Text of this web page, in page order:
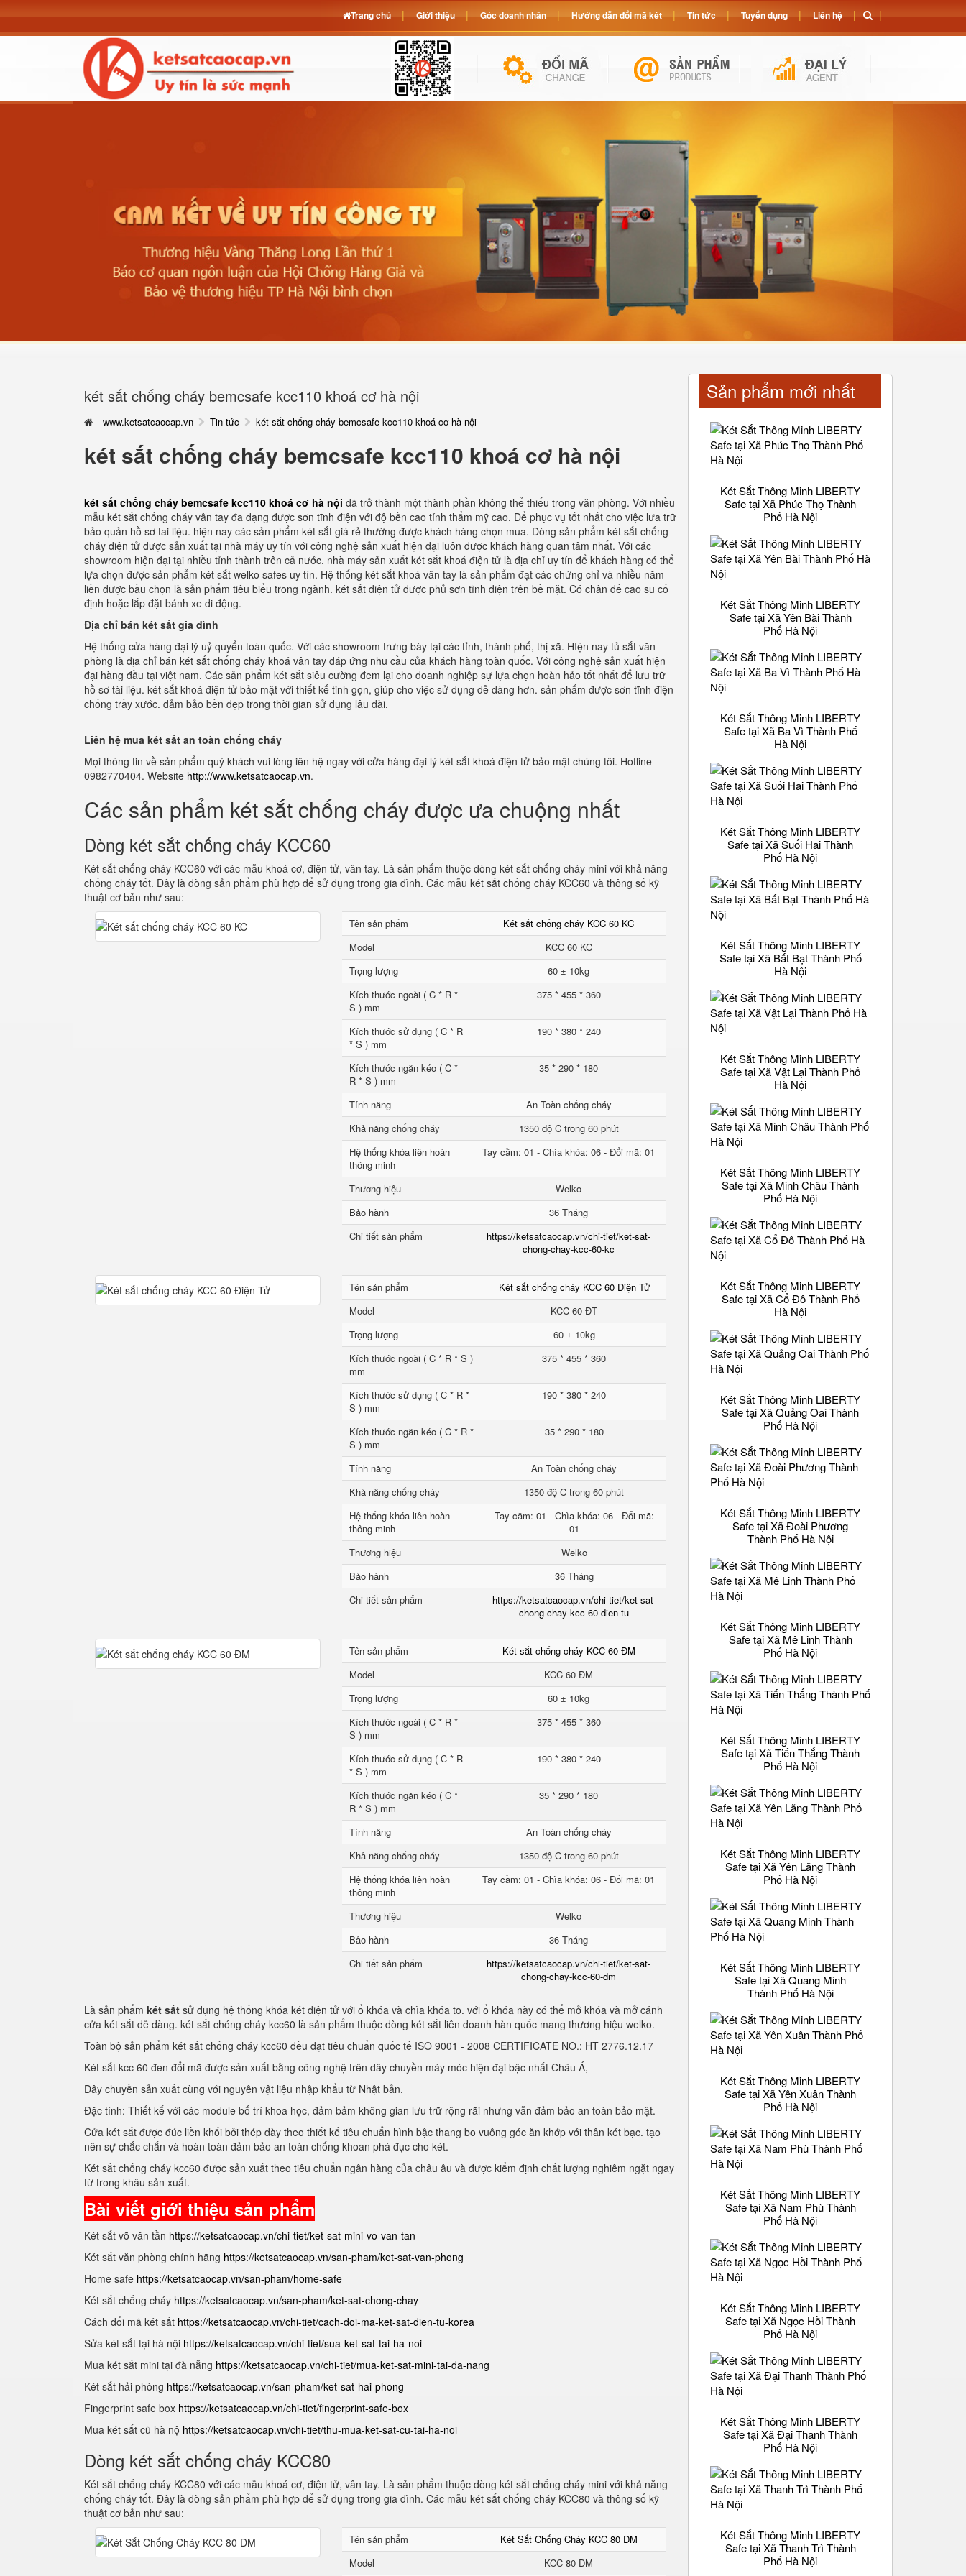
két sắt chống cháy bemcsafe kcc110 khoá cơ hà nội
www.ketsatcaocap.vn Tin tức két sắt chống cháy bemcsafe kcc110 khoá cơ hà nội
két sắt chống cháy bemcsafe kcc110 khoá cơ hà nội
két sắt chống cháy bemcsafe kcc110 khoá cơ hà nội đã trở thành một thành phần không thể thiếu trong văn phòng. Với nhiều
mẫu két sắt chống cháy vân tay đa dạng được sơn tĩnh điện với độ bền cao tính thẩm mỹ cao. Để phục vụ tốt nhất cho việc lưa trữ
bảo quản hồ sơ tai liệu. hiện nay các sản phẩm két sắt giá rẻ thường được khách hàng chọn mua. Dòng sản phẩm két sắt chống
cháy điện tử được sản xuất tại nhà máy uy tín với công nghệ sản xuất hiện đại luôn được khách hàng quan tâm nhất. Với các
showroom hiện đại tại nhiều tỉnh thành trên cả nước. nhà máy sản xuất két sắt khoá điện tử là địa chỉ uy tín để khách hàng có thể
lựa chọn được sản phẩm két sắt welko safes uy tín. Hệ thống két sắt khoá vân tay là sản phẩm đạt các chứng chỉ và nhiều năm
liền được bầu chọn là sản phẩm tiêu biểu trong ngành. két sắt điện tử được phủ sơn tĩnh điện trên bề mặt. Có chân đế cao su cố
định hoặc lắp đặt bánh xe di động.
Địa chỉ bán két sắt gia đình
Hệ thống cửa hàng đại lý uỷ quyển toàn quốc. Với các showroom trưng bày tại các tỉnh, thành phố, thị xã. HIện nay tủ sắt văn
phòng là địa chỉ bán két sắt chống cháy khoá vân tay đáp ứng nhu cầu của khách hàng toàn quốc. Với công nghệ sản xuất hiện
đại hàng đầu tại việt nam. Các sản phẩm két sắt siêu cường đem lại cho doanh nghiệp sự lựa chọn hoàn hảo tốt nhất để lưu trữ
hồ sơ tài liệu. két sắt khoá điện tử bảo mật với thiết kế tinh gọn, giúp cho việc sử dụng dễ dàng hơn. sản phẩm được sơn tĩnh điện
chống trầy xước. đảm bảo bền đẹp trong thời gian sử dụng lâu dài.
Liên hệ mua két sắt an toàn chống cháy
Mọi thông tin về sản phẩm quý khách vui lòng iên hệ ngay với cửa hàng đại lý két sắt khoá điện tử bảo mật chúng tôi. Hotline
0982770404. Website http://www.ketsatcaocap.vn.
Các sản phẩm két sắt chống cháy được ưa chuộng nhất
Dòng két sắt chống cháy KCC60
Két sắt chống cháy KCC60 với các mẫu khoá cơ, điện tử, vân tay. Là sản phẩm thuộc dòng két sắt chống cháy mini với khả năng
chống cháy tốt. Đây là dòng sản phẩm phù hợp để sử dụng trong gia đình. Các mẫu két sắt chống cháy KCC60 và thông số kỹ
thuật cơ bản như sau:
Tên sản phẩm
Két sắt chống cháy KCC 60 KC
Model
KCC 60 KC
Trọng lượng
60 ± 10kg
Kích thước ngoài ( C * R *
S ) mm
375 * 455 * 360
Kích thước sử dụng ( C * R
* S ) mm
190 * 380 * 240
Kích thước ngăn kéo ( C *
R * S ) mm
35 * 290 * 180
Tính năng
An Toàn chống cháy
Khả năng chống cháy
1350 độ C trong 60 phút
Hệ thống khóa liên hoàn
thông minh
Tay cầm: 01 - Chìa khóa: 06 - Đổi mã: 01
Thương hiệu
Welko
Bảo hành
36 Tháng
Chi tiết sản phẩm
https://ketsatcaocap.vn/chi-tiet/ket-sat-
chong-chay-kcc-60-kc
Tên sản phẩm
Két sắt chống cháy KCC 60 Điện Tử
Model
KCC 60 ĐT
Trọng lượng
60 ± 10kg
Kích thước ngoài ( C * R * S )
mm
375 * 455 * 360
Kích thước sử dụng ( C * R *
S ) mm
190 * 380 * 240
Kích thước ngăn kéo ( C * R *
S ) mm
35 * 290 * 180
Tính năng
An Toàn chống cháy
Khả năng chống cháy
1350 độ C trong 60 phút
Hệ thống khóa liên hoàn
thông minh
Tay cầm: 01 - Chìa khóa: 06 - Đổi mã:
01
Thương hiệu
Welko
Bảo hành
36 Tháng
Chi tiết sản phẩm
https://ketsatcaocap.vn/chi-tiet/ket-sat-
chong-chay-kcc-60-dien-tu
Tên sản phẩm
Két sắt chống cháy KCC 60 ĐM
Model
KCC 60 ĐM
Trọng lượng
60 ± 10kg
Kích thước ngoài ( C * R *
S ) mm
375 * 455 * 360
Kích thước sử dụng ( C * R
* S ) mm
190 * 380 * 240
Kích thước ngăn kéo ( C *
R * S ) mm
35 * 290 * 180
Tính năng
An Toàn chống cháy
Khả năng chống cháy
1350 độ C trong 60 phút
Hệ thống khóa liên hoàn
thông minh
Tay cầm: 01 - Chìa khóa: 06 - Đổi mã: 01
Thương hiệu
Welko
Bảo hành
36 Tháng
Chi tiết sản phẩm
https://ketsatcaocap.vn/chi-tiet/ket-sat-
chong-chay-kcc-60-dm
Là sản phẩm két sắt sử dụng hệ thống khóa két điện tử với ổ khóa và chìa khóa to. với ổ khóa này có thể mở khóa và mở cánh
cửa két sắt dễ dàng. két sắt chóng cháy kcc60 là sản phẩm thuộc dòng két sắt liên doanh hàn quốc mang thương hiệu welko.
Toàn bộ sản phẩm két sắt chống cháy kcc60 đều đạt tiêu chuẩn quốc tế ISO 9001 - 2008 CERTIFICATE NO.: HT 2776.12.17
Két sắt kcc 60 đen đổi mã được sản xuất bằng công nghệ trên dây chuyền máy móc hiện đại bậc nhất Châu Á,
Dây chuyền sản xuất cùng với nguyên vật liệu nhập khẩu từ Nhật bản.
Đặc tính: Thiết kế với các module bố trí khoa học, đảm bảm không gian lưu trữ rộng rãi nhưng vẫn đảm bảo an toàn bảo mật.
Cửa két sắt được đúc liền khối bởi thép dày theo thiết kế tiêu chuẩn hình bậc thang bo vuông góc ăn khớp với thân két bạc. tạo
nên sự chắc chắn và hoàn toàn đảm bảo an toàn chống khoan phá đục cho két.
Két sắt chống cháy kcc60 được sản xuất theo tiêu chuẩn ngân hàng của châu âu và được kiểm định chất lượng nghiêm ngặt ngay
từ trong khâu sản xuất.
Bài viết giới thiệu sản phẩm
Két sắt võ văn tần https://ketsatcaocap.vn/chi-tiet/ket-sat-mini-vo-van-tan
Két sắt văn phòng chính hãng https://ketsatcaocap.vn/san-pham/ket-sat-van-phong
Home safe https://ketsatcaocap.vn/san-pham/home-safe
Két sắt chống cháy https://ketsatcaocap.vn/san-pham/ket-sat-chong-chay
Cách đổi mã két sắt https://ketsatcaocap.vn/chi-tiet/cach-doi-ma-ket-sat-dien-tu-korea
Sửa két sắt tại hà nội https://ketsatcaocap.vn/chi-tiet/sua-ket-sat-tai-ha-noi
Mua két sắt mini tại đà nẵng https://ketsatcaocap.vn/chi-tiet/mua-ket-sat-mini-tai-da-nang
Két sắt hải phòng https://ketsatcaocap.vn/san-pham/ket-sat-hai-phong
Fingerprint safe box https://ketsatcaocap.vn/chi-tiet/fingerprint-safe-box
Mua két sắt cũ hà nộ https://ketsatcaocap.vn/chi-tiet/thu-mua-ket-sat-cu-tai-ha-noi
Dòng két sắt chống cháy KCC80
Két sắt chống cháy KCC80 với các mẫu khoá cơ, điện tử, vân tay. Là sản phẩm thuộc dòng két sắt chống cháy mini với khả năng
chống cháy tốt. Đây là dòng sản phẩm phù hợp để sử dụng trong gia đình. Các mẫu két sắt chống cháy KCC80 và thông số kỹ
thuật cơ bản như sau:
Tên sản phẩm
Két Sắt Chống Cháy KCC 80 DM
Model
KCC 80 DM
Sản phẩm mới nhất
Két Sắt Thông Minh LIBERTY
Safe tại Xã Phúc Thọ Thành
Phố Hà Nội
Két Sắt Thông Minh LIBERTY
Safe tại Xã Yên Bài Thành
Phố Hà Nội
Két Sắt Thông Minh LIBERTY
Safe tại Xã Ba Vì Thành Phố
Hà Nội
Két Sắt Thông Minh LIBERTY
Safe tại Xã Suối Hai Thành
Phố Hà Nội
Két Sắt Thông Minh LIBERTY
Safe tại Xã Bất Bạt Thành Phố
Hà Nội
Két Sắt Thông Minh LIBERTY
Safe tại Xã Vật Lại Thành Phố
Hà Nội
Két Sắt Thông Minh LIBERTY
Safe tại Xã Minh Châu Thành
Phố Hà Nội
Két Sắt Thông Minh LIBERTY
Safe tại Xã Cổ Đô Thành Phố
Hà Nội
Két Sắt Thông Minh LIBERTY
Safe tại Xã Quảng Oai Thành
Phố Hà Nội
Két Sắt Thông Minh LIBERTY
Safe tại Xã Đoài Phương
Thành Phố Hà Nội
Két Sắt Thông Minh LIBERTY
Safe tại Xã Mê Linh Thành
Phố Hà Nội
Két Sắt Thông Minh LIBERTY
Safe tại Xã Tiến Thắng Thành
Phố Hà Nội
Két Sắt Thông Minh LIBERTY
Safe tại Xã Yên Lãng Thành
Phố Hà Nội
Két Sắt Thông Minh LIBERTY
Safe tại Xã Quang Minh
Thành Phố Hà Nội
Két Sắt Thông Minh LIBERTY
Safe tại Xã Yên Xuân Thành
Phố Hà Nội
Két Sắt Thông Minh LIBERTY
Safe tại Xã Nam Phù Thành
Phố Hà Nội
Két Sắt Thông Minh LIBERTY
Safe tại Xã Ngọc Hồi Thành
Phố Hà Nội
Két Sắt Thông Minh LIBERTY
Safe tại Xã Đại Thanh Thành
Phố Hà Nội
Két Sắt Thông Minh LIBERTY
Safe tại Xã Thanh Trì Thành
Phố Hà Nội
Trang chủ Giới thiệu Góc doanh nhân Hướng dẫn đổi mã két Tin tức Tuyển dụng Liên hệ